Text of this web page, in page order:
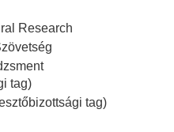
Research
tag)
tag)